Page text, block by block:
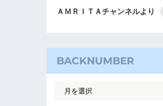
ＡＭＲＩＴＡチャンネルより
BACKNUMBER